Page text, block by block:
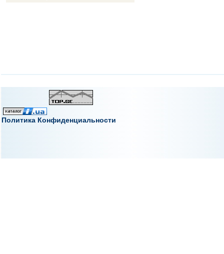
Политика Конфиденциальности